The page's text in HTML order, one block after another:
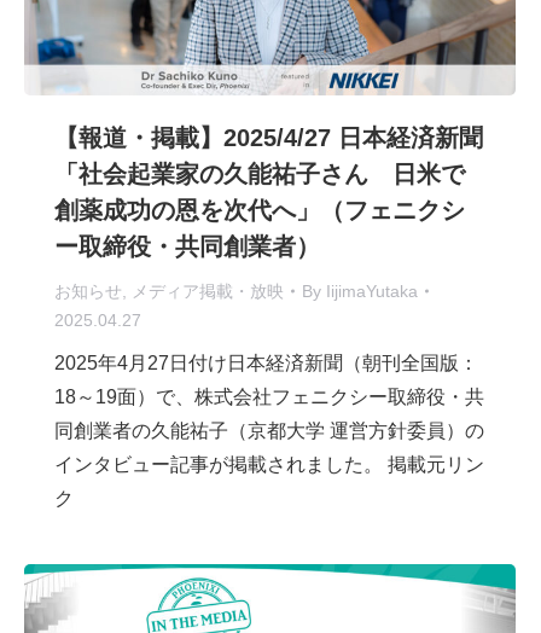
【報道・掲載】2025/4/27 日本経済新聞
「社会起業家の久能祐子さん 日米で
創薬成功の恩を次代へ」（フェニクシ
ー取締役・共同創業者）
お知らせ メディア掲載・放映 By IijimaYutaka
2025.04.27
2025年4月27日付け日本経済新聞（朝刊全国版：
18～19面）で、株式会社フェニクシー取締役・共
同創業者の久能祐子（京都大学 運営方針委員）の
インタビュー記事が掲載されました。 掲載元リン
ク